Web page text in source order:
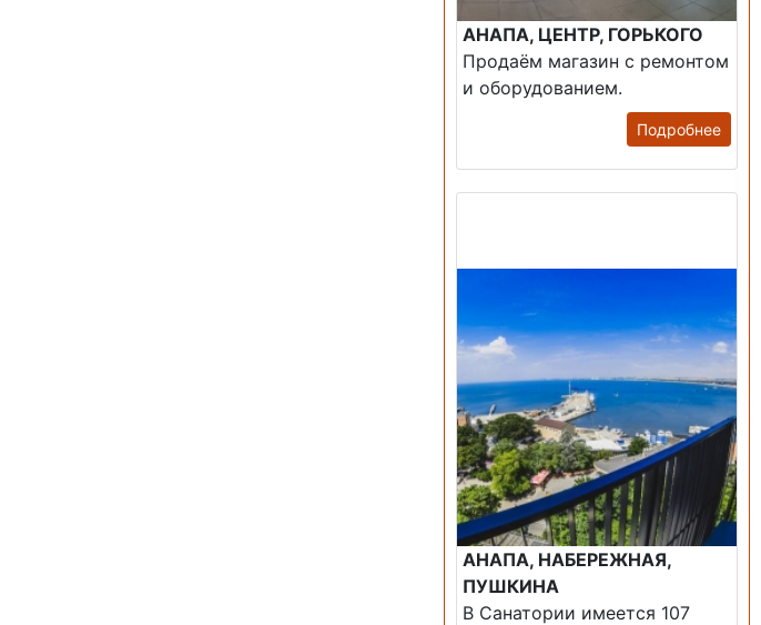
АНАПА, ЦЕНТР, ГОРЬКОГО
Продаём магазин с ремонтом
и оборудованием.
Подробнее
АНАПА, НАБЕРЕЖНАЯ,
ПУШКИНА
В Санатории имеется 107